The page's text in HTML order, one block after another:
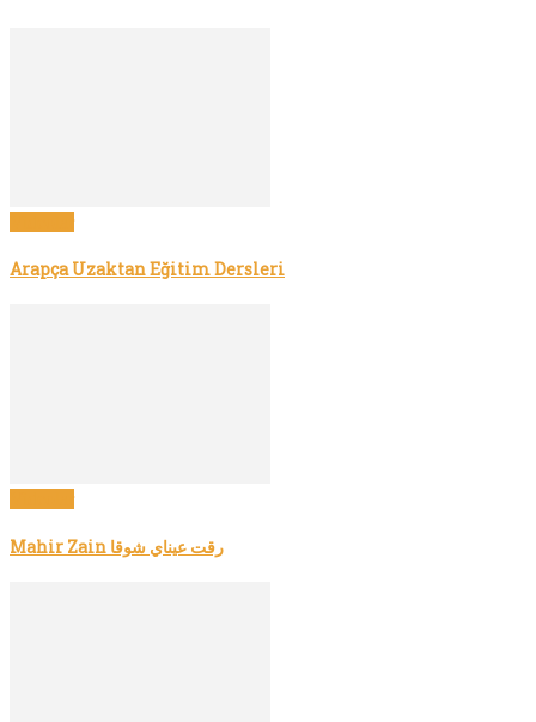
Arapça Uzaktan Eğitim Dersleri
Mahir Zain رقت عيناي شوقا